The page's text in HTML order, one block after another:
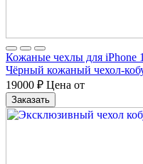
Кожаные чехлы для iPhone
Чёрный кожаный чехол-
19000 ₽ Цена от
Заказать